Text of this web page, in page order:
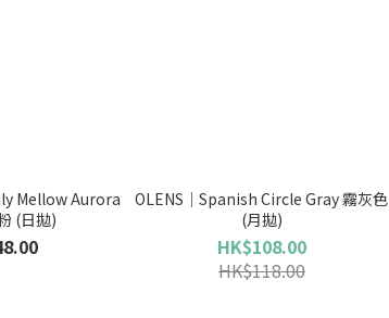
Mellow Aurora
(日拋)
OLENS｜Spanish Circle Gray 霧灰色
(月拋)
HK$108.00
HK$118.00